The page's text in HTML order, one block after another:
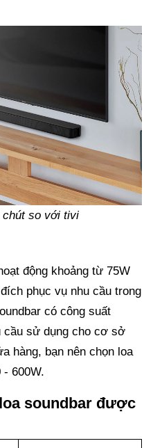
chút so với tivi
động khoảng từ 75W
phục vụ nhu cầu trong
có công suất
cầu sử dụng cho cơ sở
hàng, bạn nên chọn loa
600W.
soundbar được